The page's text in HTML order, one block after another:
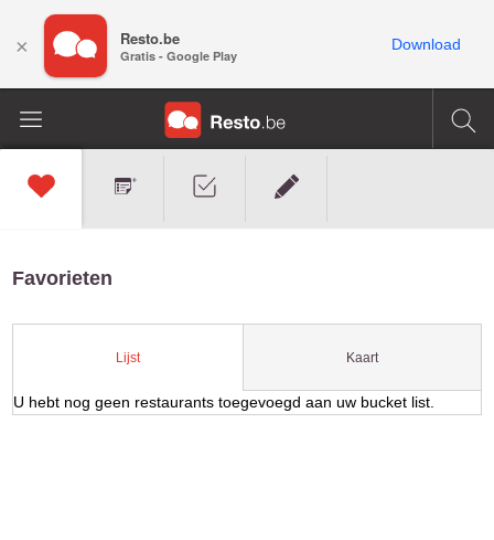
Favorieten
Lijst Kaart
U hebt nog geen restaurants toegevoegd aan uw bucket list.
× Resto.be
Gratis - Google Play
Download